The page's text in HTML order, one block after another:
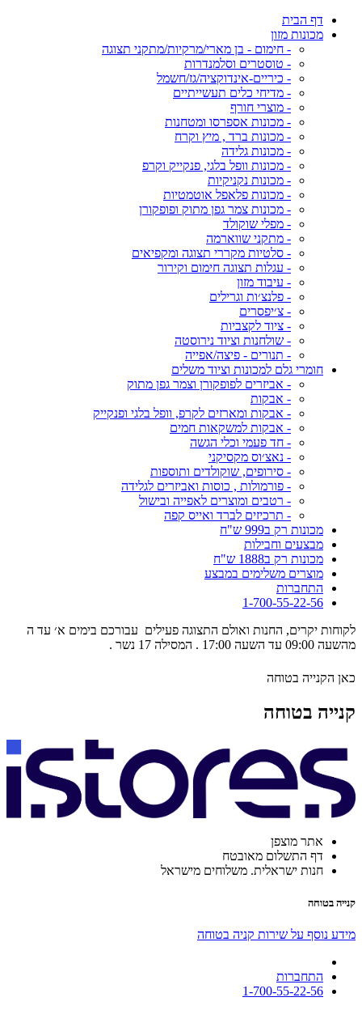
דף הבית
מכונות מזון
- חימום - בן מארי/מרקיות/מתקני תצוגה
- טוסטרים וסלמנדרות
- כיריים-אינדוקציה/גז/חשמל
- מדיחי כלים תעשייתיים
- מוצרי חורף
- מכונות אספרסו ומטחנות
- מכונות ברד , מיץ וקרח
- מכונות גלידה
- מכונות וופל בלגי, פנקייק וקרפ
- מכונות נקניקיות
- מכונות פלאפל אוטמטיות
- מכונות צמר גפן מתוק ופופקורן
- מפלי שוקולד
- מתקני שווארמה
- סלטיות מקררי תצוגה ומקפיאים
- עגלות תצוגה חימום וקירור
- עיבוד מזון
- פלנצ׳ות וגרילים
- צ׳יפסרים
- ציוד לקצביות
- שולחנות וציוד נירוסטה
- תנורים - פיצה/אפייה
חומרי גלם למכונות וציוד משלים
- אביזרים לפופקורן וצמר גפן מתוק
- אבקות
- אבקות ומארזים לקרפ, וופל בלגי ופנקייק
- אבקות למשקאות חמים
- חד פעמי וכלי הגשה
- נאצ׳וס מקסיקני
- סירופים, שוקולדים ותוספות
- פורמולות , כוסות ואביזרים לגלידה
- רטבים ומוצרים לאפייה ובישול
- תרכיזים לברד ואייס קפה
מכונות רק ב999 ש"ח
מבצעים וחבילות
מכונות רק ב1888 ש"ח
מוצרים משלימים במבצע
התחברות
1-700-55-22-56
לקוחות יקרים, החנות ואולם התצוגה פעילים עבורכם בימים א׳ עד ה
מהשעה 09:00 עד השעה 17:00 . המסילה 17 נשר .
כאן הקנייה בטוחה
קנייה בטוחה
אתר מוצפן
דף התשלום מאובטח
חנות ישראלית. משלוחים מישראל
קנייה בטוחה
מידע נוסף על שירות קניה בטוחה
התחברות
1-700-55-22-56